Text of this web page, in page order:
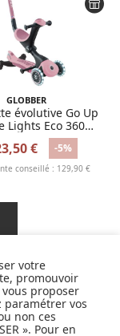
GLOBBER
évolutive Go Up
Lights Eco 360
Framboise
€ -5%
conseillé : 129,90 €
votre
promouvoir
proposer
paramétrer vos
non ces
». Pour en